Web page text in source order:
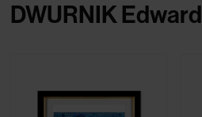
DWURNIK Edward